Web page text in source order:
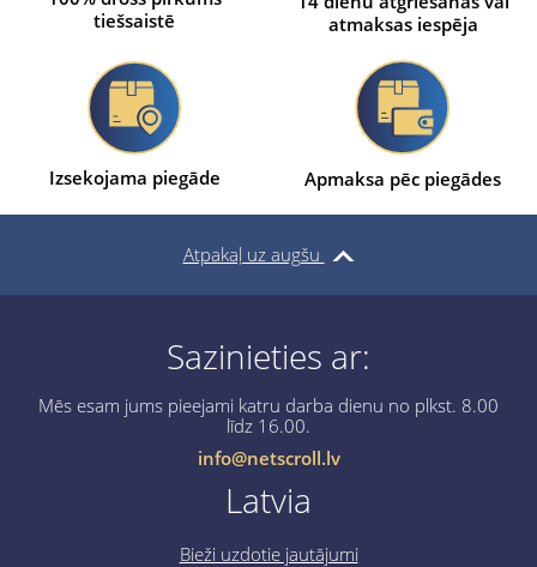
tiešsaistē
atmaksas iespēja
Izsekojama piegāde Apmaksa pēc piegādes
Atpakaļ uz augšu
Sazinieties ar:
Mēs esam jums pieejami katru darba dienu no plkst. 8.00
līdz 16.00.
info@netscroll.lv
Latvia
Bieži uzdotie jautājumi